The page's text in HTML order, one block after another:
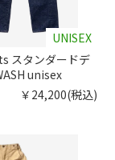
UNISEX
スタンダードデ
unisex
￥24,200(税込)